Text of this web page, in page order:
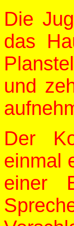
Die
das
und
Der
einmal
einer